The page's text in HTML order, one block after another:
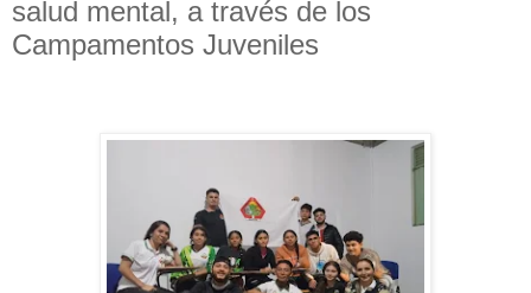
salud mental, a través de los
Campamentos Juveniles